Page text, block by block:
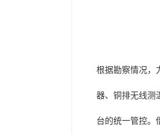
根据勘察情况，
器、铜排无线测
台的统一管控。